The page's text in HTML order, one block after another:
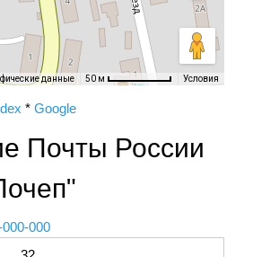
данные 50 м Условия
* Google
Почты России
000